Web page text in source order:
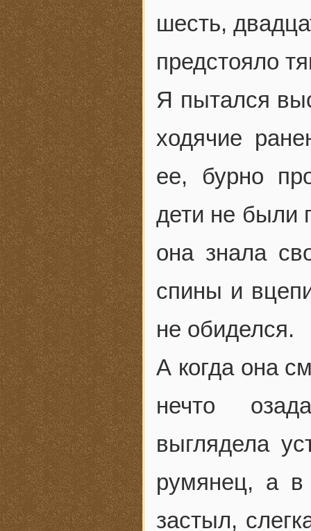
шесть,
предстояло
Я пытался
ходячие
ее, бурно
дети не были
она знала
спины и
не обиделся.
А когда она
нечто
выглядела
румянец, а в
застыл,